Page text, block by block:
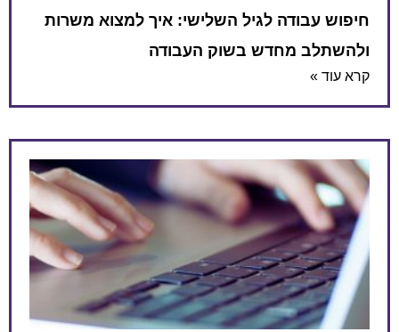
חיפוש עבודה לגיל השלישי: איך למצוא משרות
ולהשתלב מחדש בשוק העבודה
קרא עוד »